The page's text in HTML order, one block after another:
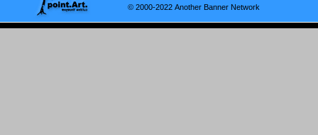
© 2000-2022 Another Banner Network